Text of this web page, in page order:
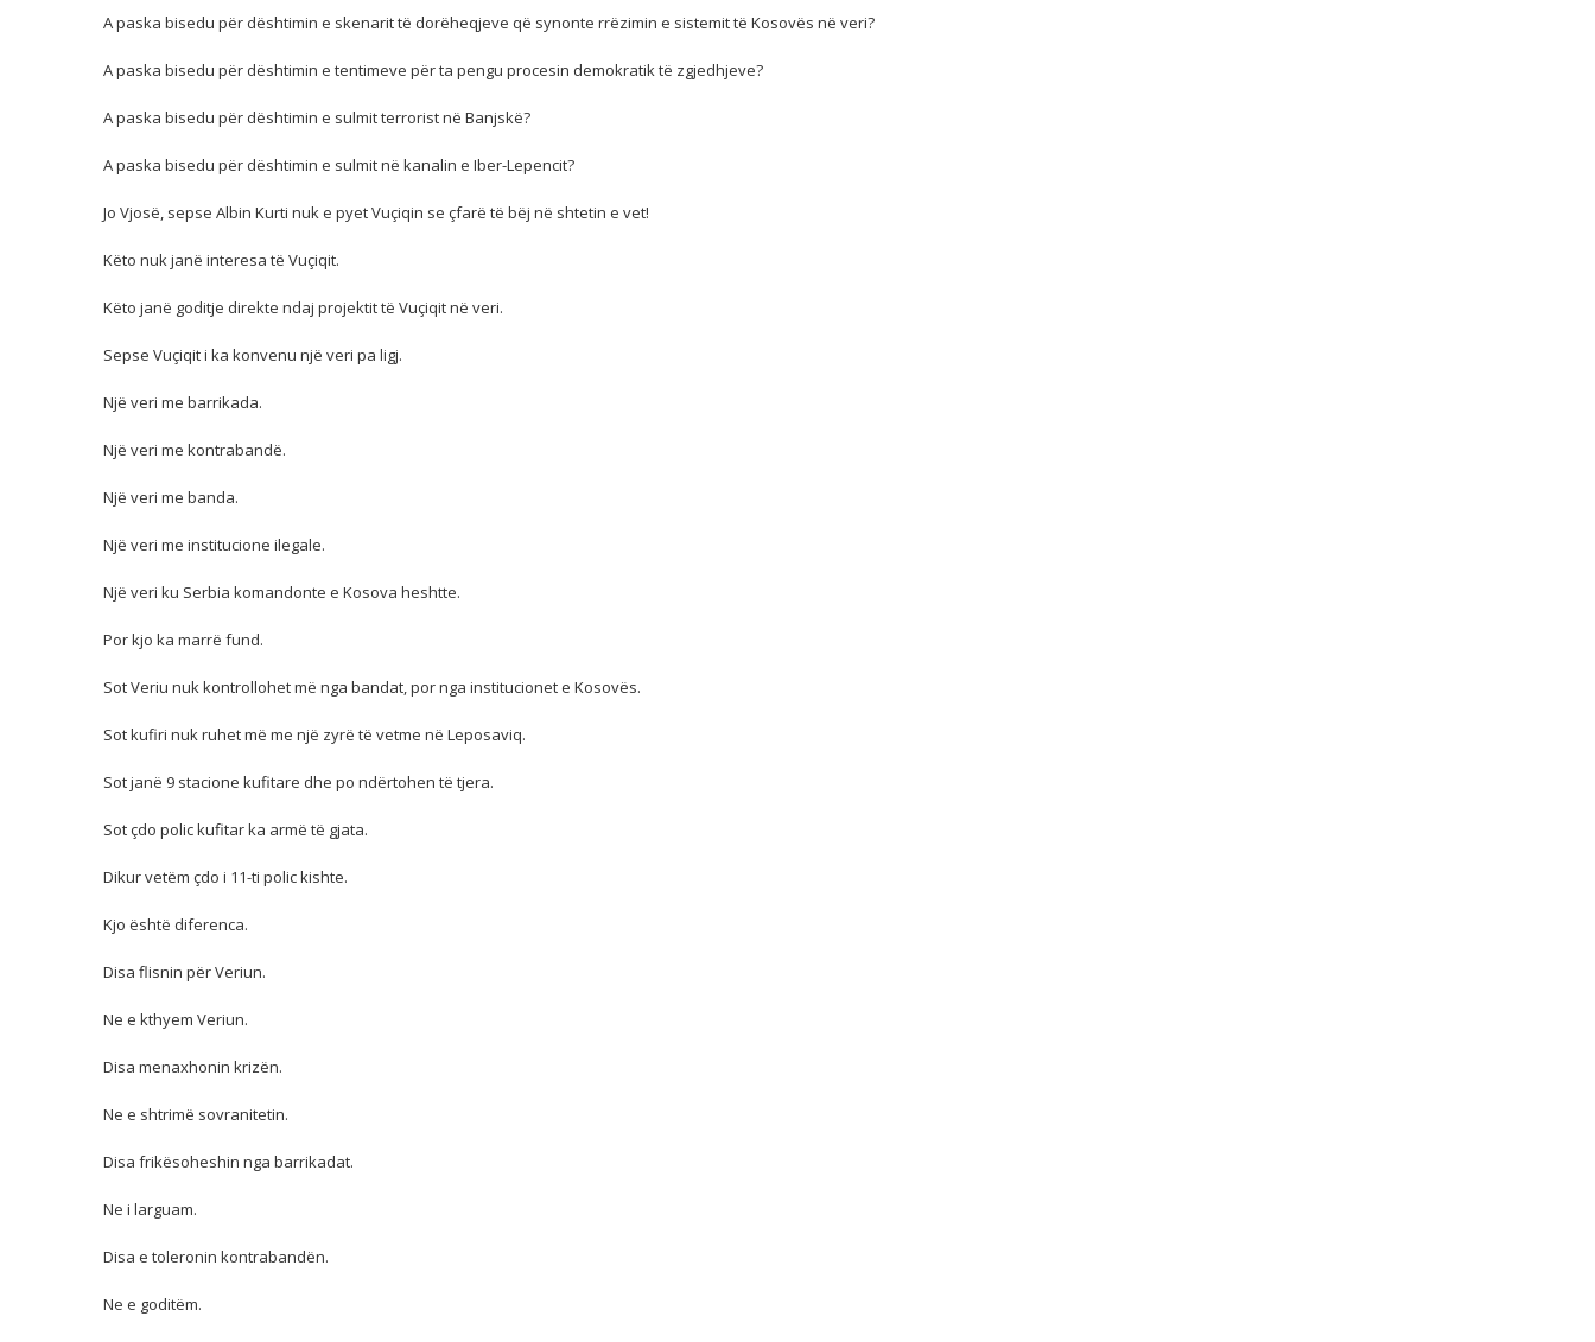
A paska bisedu për dështimin e skenarit të dorëheqjeve që synonte rrëzimin e sistemit të Kosovës në veri?
A paska bisedu për dështimin e tentimeve për ta pengu procesin demokratik të zgjedhjeve?
A paska bisedu për dështimin e sulmit terrorist në Banjskë?
A paska bisedu për dështimin e sulmit në kanalin e Iber-Lepencit?
Jo Vjosë, sepse Albin Kurti nuk e pyet Vuçiqin se çfarë të bëj në shtetin e vet!
Këto nuk janë interesa të Vuçiqit.
Këto janë goditje direkte ndaj projektit të Vuçiqit në veri.
Sepse Vuçiqit i ka konvenu një veri pa ligj.
Një veri me barrikada.
Një veri me kontrabandë.
Një veri me banda.
Një veri me institucione ilegale.
Një veri ku Serbia komandonte e Kosova heshtte.
Por kjo ka marrë fund.
Sot Veriu nuk kontrollohet më nga bandat, por nga institucionet e Kosovës.
Sot kufiri nuk ruhet më me një zyrë të vetme në Leposaviq.
Sot janë 9 stacione kufitare dhe po ndërtohen të tjera.
Sot çdo polic kufitar ka armë të gjata.
Dikur vetëm çdo i 11-ti polic kishte.
Kjo është diferenca.
Disa flisnin për Veriun.
Ne e kthyem Veriun.
Disa menaxhonin krizën.
Ne e shtrimë sovranitetin.
Disa frikësoheshin nga barrikadat.
Ne i larguam.
Disa e toleronin kontrabandën.
Ne e goditëm.